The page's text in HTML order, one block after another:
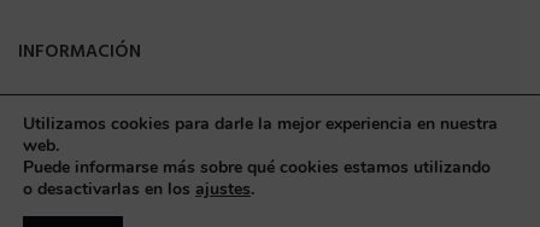
INFORMACIÓN
FAQs
Puntos Recompensa
Pago Aplazado
Blog Noticias
Utilizamos cookies para darle la mejor experiencia en nuestra
web.
Puede informarse más sobre qué cookies estamos utilizando
o desactivarlas en los ajustes.